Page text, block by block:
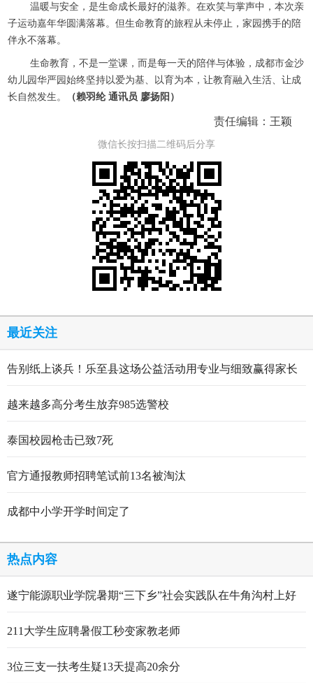
温暖与安全，是生命成长最好的滋养。在欢笑与掌声中，本次亲
子运动嘉年华圆满落幕。但生命教育的旅程从未停止，家园携手的陪
伴永不落幕。
生命教育，不是一堂课，而是每一天的陪伴与体验，成都市金沙
幼儿园华严园始终坚持以爱为基、以育为本，让教育融入生活、让成
长自然发生。
（赖羽纶 通讯员 廖扬阳）
责任编辑：王颖
微信长按扫描二维码后分享
最近关注
告别纸上谈兵！乐至县这场公益活动用专业与细致赢得家长
越来越多高分考生放弃985选警校
泰国校园枪击已致7死
官方通报教师招聘笔试前13名被淘汰
成都中小学开学时间定了
热点内容
遂宁能源职业学院暑期“三下乡”社会实践队在牛角沟村上好
211大学生应聘暑假工秒变家教老师
3位三支一扶考生疑13天提高20余分